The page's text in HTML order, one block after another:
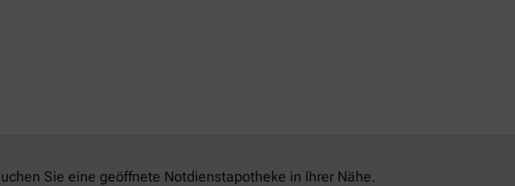
Sie eine geöffnete Notdienstapotheke in Ihrer Nähe.